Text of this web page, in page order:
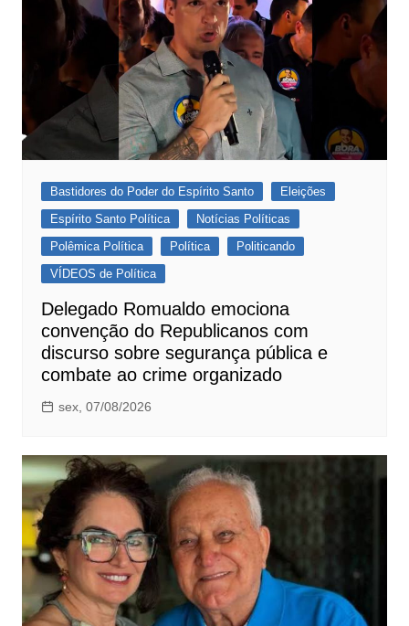
Bastidores do Poder do Espírito Santo
Eleições
Espírito Santo Política
Notícias Políticas
Polêmica Política
Política
Politicando
VÍDEOS de Política
Delegado Romualdo emociona
convenção do Republicanos com
discurso sobre segurança pública e
combate ao crime organizado
sex, 07/08/2026